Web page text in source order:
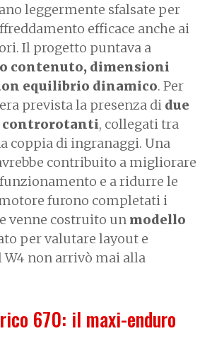
leggermente sfalsate per
efficace anche ai
Il progetto puntava a
contenuto, dimensioni
equilibrio dinamico. Per
prevista la presenza di due
controrotanti, collegati tra
coppia di ingranaggi. Una
contribuito a migliorare
e a ridurre le
furono completati i
venne costruito un modello
per valutare layout e
non arrivò mai alla
670: il maxi-enduro